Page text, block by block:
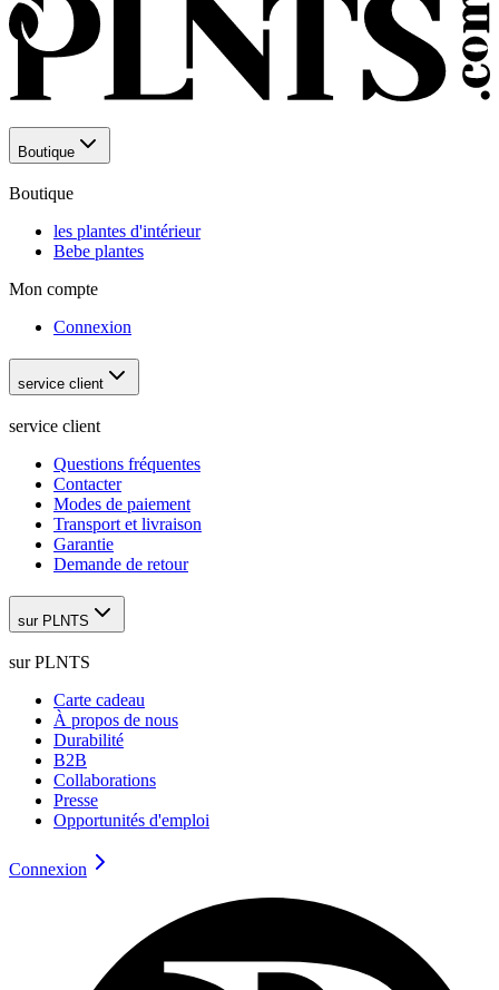
Boutique
Boutique
les plantes d'intérieur
Bebe plantes
Mon compte
Connexion
service client
service client
Questions fréquentes
Contacter
Modes de paiement
Transport et livraison
Garantie
Demande de retour
sur PLNTS
sur PLNTS
Carte cadeau
À propos de nous
Durabilité
B2B
Collaborations
Presse
Opportunités d'emploi
Connexion